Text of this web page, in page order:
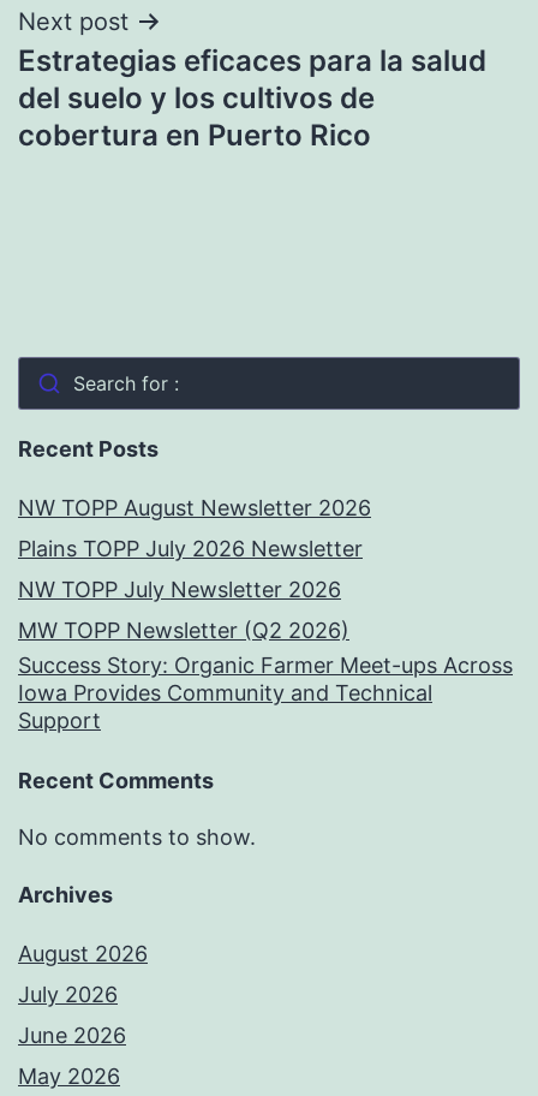
Next post
Estrategias eficaces para la salud
del suelo y los cultivos de
cobertura en Puerto Rico
Search for :
Recent Posts
NW TOPP August Newsletter 2026
Plains TOPP July 2026 Newsletter
NW TOPP July Newsletter 2026
MW TOPP Newsletter (Q2 2026)
Success Story: Organic Farmer Meet-ups Across
Iowa Provides Community and Technical
Support
Recent Comments
No comments to show.
Archives
August 2026
July 2026
June 2026
May 2026